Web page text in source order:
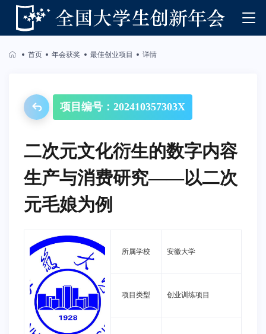
首页 年会获奖 最佳创业项目 详情
项目编号：202410357303X
二次元文化衍生的数字内容
生产与消费研究——以二次
元毛娘为例
所属学校 安徽大学
项目类型 创业训练项目